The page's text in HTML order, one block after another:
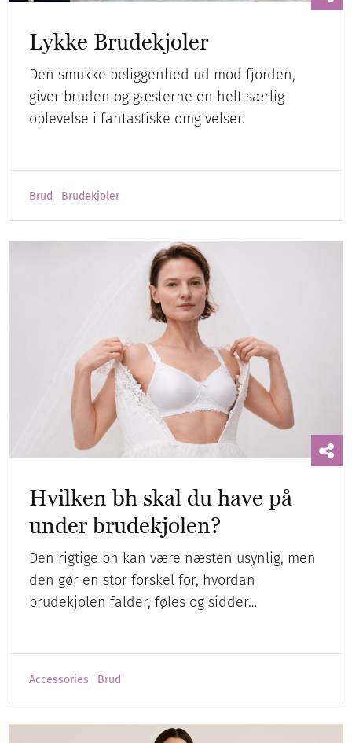
Lykke Brudekjoler
Den smukke beliggenhed ud mod fjorden,
giver bruden og gæsterne en helt særlig
oplevelse i fantastiske omgivelser.
Brud Brudekjoler
Hvilken bh skal du have på
under brudekjolen?
Den rigtige bh kan være næsten usynlig, men
den gør en stor forskel for, hvordan
brudekjolen falder, føles og sidder…
Accessories Brud